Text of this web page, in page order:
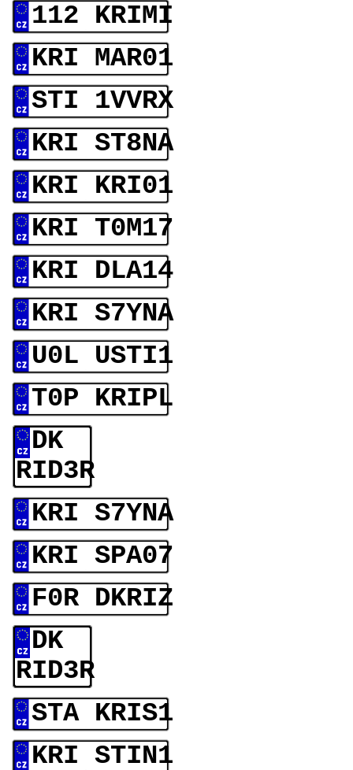
112 KRIMI
KRI MAR01
STI 1VVRX
KRI ST8NA
KRI KRI01
KRI T0M17
KRI DLA14
KRI S7YNA
U0L USTI1
T0P KRIPL
DK
RID3R
KRI S7YNA
KRI SPA07
F0R DKRIZ
DK
RID3R
STA KRIS1
KRI STIN1